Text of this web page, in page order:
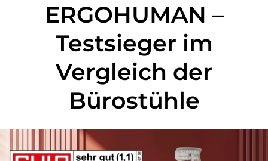
ERGOHUMAN –
Testsieger im
Vergleich der
Bürostühle